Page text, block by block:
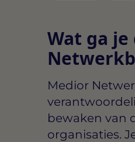
Wat ga
Medior
bewaken van
organisaties.